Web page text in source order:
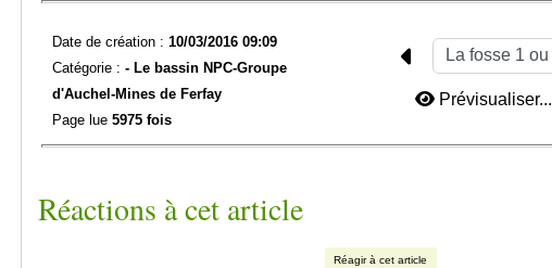
Date de création : 10/03/2016 09:09
Catégorie : - Le bassin NPC-Groupe
d'Auchel-Mines de Ferfay
Page lue 5975 fois
Prévisualiser...
Réactions à cet article
Réagir à cet article